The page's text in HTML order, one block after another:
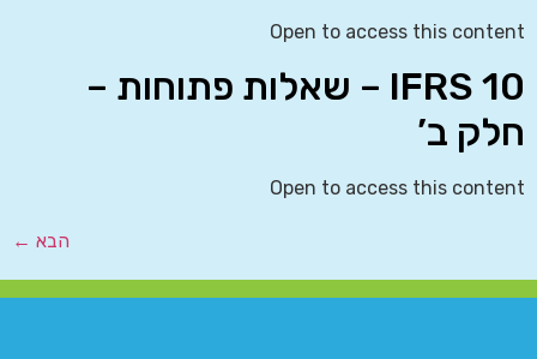
Open to access this content
IFRS 10 – שאלות פתוחות –
חלק ב’
Open to access this content
הבא ←